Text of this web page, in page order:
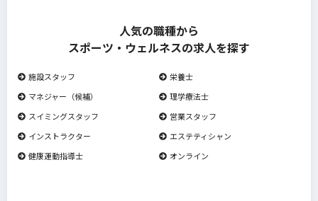
人気の職種から
スポーツ・ウェルネスの求人を探す
施設スタッフ
栄養士
マネジャー（候補）
理学療法士
スイミングスタッフ
営業スタッフ
インストラクター
エステティシャン
健康運動指導士
オンライン